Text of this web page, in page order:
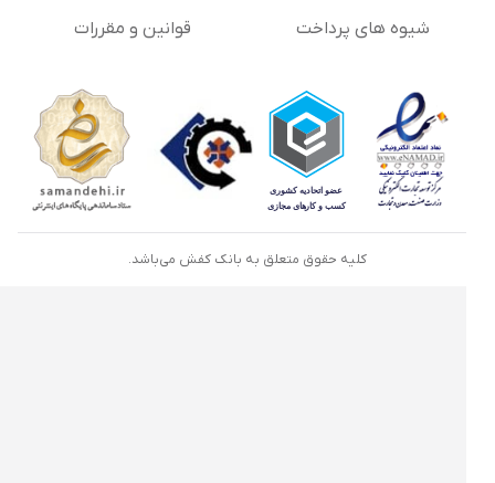
شیوه های پرداخت
قوانین و مقررات
کلیه حقوق متعلق به بانک کفش می‌باشد.